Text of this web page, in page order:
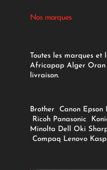
Nos marques
Toutes les marques et
Africapap Alger Oran
livraison.
Brother Canon Epson
Ricoh Panasonic
Minolta Dell Oki
Compaq Lenovo